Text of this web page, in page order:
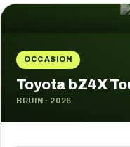
OCCASION
Toyota bZ4X
BRUIN · 2026